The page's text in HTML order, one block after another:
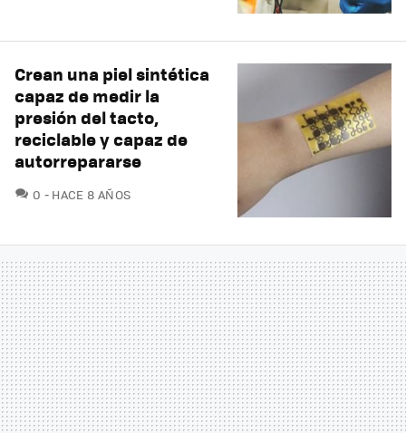
Crean una piel sintética
capaz de medir la
presión del tacto,
reciclable y capaz de
autorrepararse
0 COMENTARIOS
HACE 8 AÑOS